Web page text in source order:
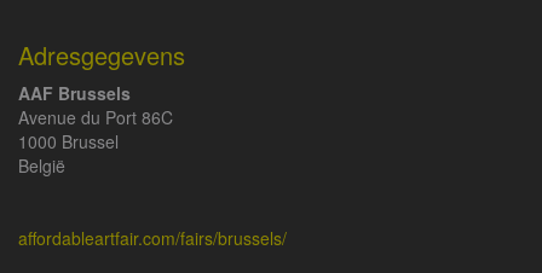
Adresgegevens
AAF Brussels
Avenue du Port 86C
1000 Brussel
België
affordableartfair.com/fairs/brussels/